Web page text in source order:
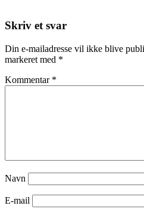
Skriv et svar
Din e-mailadresse vil ikke blive
markeret med *
Kommentar *
Navn
E-mail